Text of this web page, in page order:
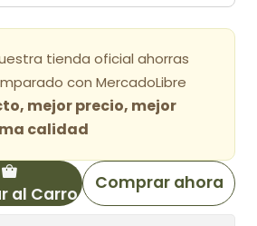
tienda oficial ahorras
con MercadoLibre
mejor precio, mejor
calidad
al Carro
Comprar ahora